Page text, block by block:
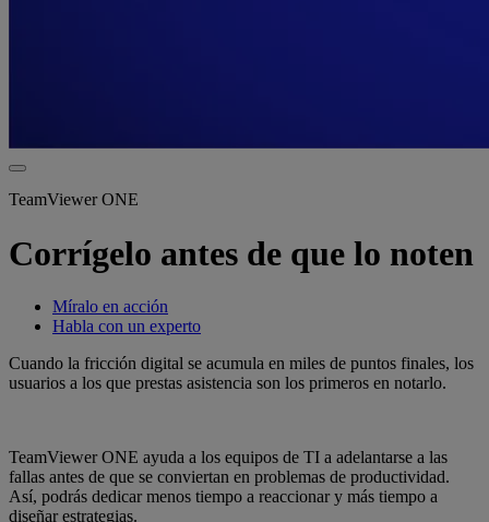
TeamViewer ONE
Corrígelo antes de que lo noten
Míralo en acción
Habla con un experto
Cuando la fricción digital se acumula en miles de puntos finales, los
usuarios a los que prestas asistencia son los primeros en notarlo.
TeamViewer ONE ayuda a los equipos de TI a adelantarse a las
fallas antes de que se conviertan en problemas de productividad.
Así, podrás dedicar menos tiempo a reaccionar y más tiempo a
diseñar estrategias.